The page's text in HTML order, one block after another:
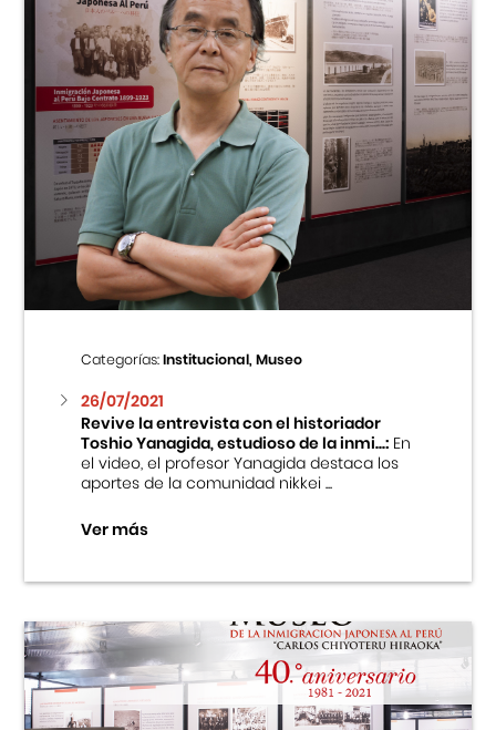
Categorías:Institucional, Museo
26/07/2021
Revive la entrevista con el historiador
Toshio Yanagida, estudioso de la inmi...:En
el video, el profesor Yanagida destaca los
aportes de la comunidad nikkei ...
Ver más